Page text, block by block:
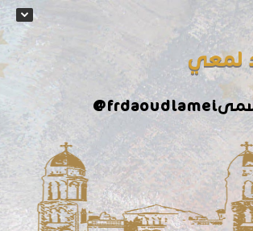
لمعي
@frdaoudlamei